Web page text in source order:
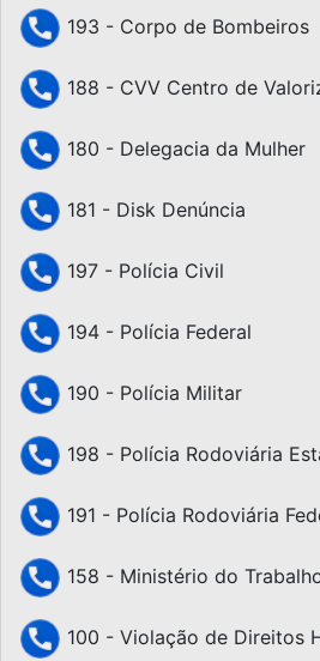
193 - Corpo de Bombeiros
188 - CVV Centro de
180 - Delegacia da Mulher
181 - Disk Denúncia
197 - Polícia Civil
194 - Polícia Federal
190 - Polícia Militar
198 - Polícia Rodoviária
191 - Polícia Rodoviária
158 - Ministério do
100 - Violação de Direitos